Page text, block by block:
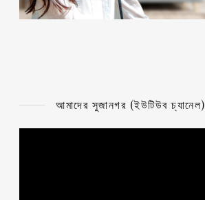
আমাদের সুজানগর (ইউটিউব চ্যানেল)